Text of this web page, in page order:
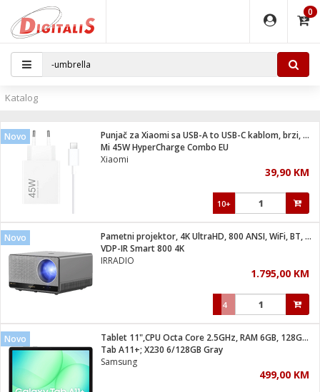
0
...
aparati
pribor
i pribor
/ G4
grla
i oprema
- Analogija
IP kamere
Katalog
Novo
Punjač za Xiaomi sa USB-A to USB-C kablom, brzi, 45W
Mi 45W HyperCharge Combo EU
Xiaomi
39,90 KM
10+
Novo
Pametni projektor, 4K UltraHD, 800 ANSI, WiFi, BT, Android
VDP-IR Smart 800 4K
IRRADIO
1.795,00 KM
4
Novo
Tablet 11",CPU Octa Core 2.5GHz, RAM 6GB, 128GB, 7040mAh
Tab A11+; X230 6/128GB Gray
Samsung
499,00 KM